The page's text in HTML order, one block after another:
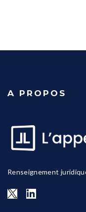
A PROPOS
Renseignement